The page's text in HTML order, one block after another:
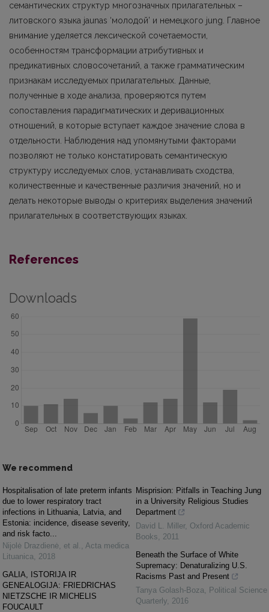
семантических структур многозначных прилагательных –
литовского языка jaunas ‘молодой’ и немецкого jung. Главное
внимание уделяется лексической сочетаемости,
особенностям трансформации атрибутивных и
предикативных словосочетаний, а также грамматическим
признакам исследуемых прилагательных. Данные,
полученные в ходе анализа, проверяются путем
сопоставления парадигматических и деривационных
отношений, в которые вступает каждое значение слова в
отдельности. Наблюдения над упомянутыми факторами
позволяют не только констатировать семантическую
структуру исследуемых слов, устанавливать сходства,
количественные и качественные различия значений, но и
делать некоторые выводы о критериях выделения значений
прилагательных в соответствующих языках.
References
Downloads
We recommend
Hospitalisation of late preterm infants
due to lower respiratory tract
infections in Lithuania, Latvia, and
Estonia: incidence, disease severity,
and risk facto...
Nijolė Drazdienė, et al. , Acta medica
Lituanica, 2018
GALIA, ISTORIJA IR
GENEALOGIJA: FRIEDRICHAS
NIETZSCHE IR MICHELIS
FOUCAULT
Misprision: Pitfalls in Teaching Jung
in a University Religious Studies
Department
David L. Miller, Oxford Academic
Books, 2011
Beneath the Surface of White
Supremacy: Denaturalizing U.S.
Racisms Past and Present
Tanya Golash-Boza, Political Science
Quarterly, 2016